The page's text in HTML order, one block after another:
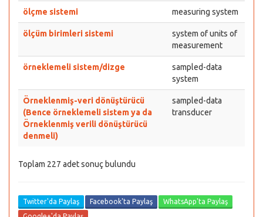
ölçme sistemi measuring system
ölçüm birimleri sistemi
system of units of
measurement
örneklemeli sistem/dizge
sampled-data
system
Örneklenmiş-veri dönüştürücü
(Bence örneklemeli sistem ya da
Örneklenmiş verili dönüştürücü
denmeli)
sampled-data
transducer
Toplam 227 adet sonuç bulundu
Twitter'da Paylaş Facebook'ta Paylaş
WhatsApp'ta Paylaş